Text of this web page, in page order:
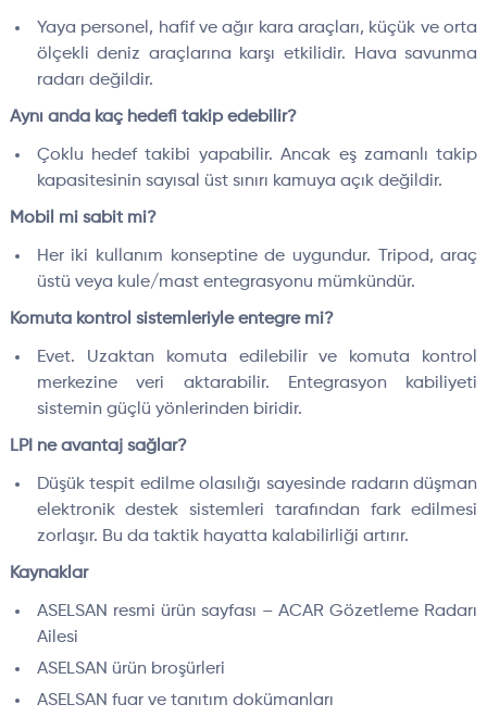
Yaya personel, hafif ve ağır kara araçları, küçük ve orta
ölçekli deniz araçlarına karşı etkilidir. Hava savunma
radarı değildir.
Aynı anda kaç hedefi takip edebilir?
Çoklu hedef takibi yapabilir. Ancak eş zamanlı takip
kapasitesinin sayısal üst sınırı kamuya açık değildir.
Mobil mi sabit mi?
Her iki kullanım konseptine de uygundur. Tripod, araç
üstü veya kule/mast entegrasyonu mümkündür.
Komuta kontrol sistemleriyle entegre mi?
Evet. Uzaktan komuta edilebilir ve komuta kontrol
merkezine veri aktarabilir. Entegrasyon kabiliyeti
sistemin güçlü yönlerinden biridir.
LPI ne avantaj sağlar?
Düşük tespit edilme olasılığı sayesinde radarın düşman
elektronik destek sistemleri tarafından fark edilmesi
zorlaşır. Bu da taktik hayatta kalabilirliği artırır.
Kaynaklar
ASELSAN resmi ürün sayfası – ACAR Gözetleme Radarı
Ailesi
ASELSAN ürün broşürleri
ASELSAN fuar ve tanıtım dokümanları